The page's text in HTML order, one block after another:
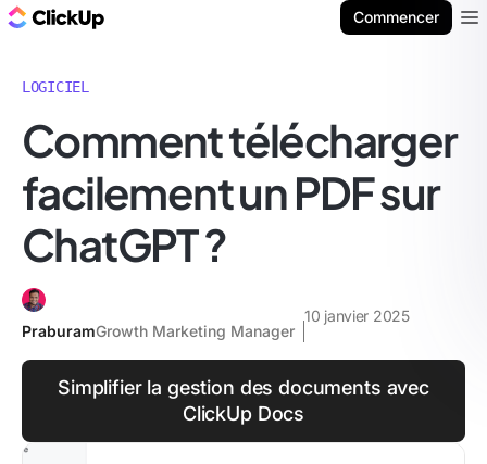
Commencer
LOGICIEL
Comment télécharger
facilement un PDF sur
ChatGPT ?
PraburamGrowth Marketing Manager
10 janvier 2025
Simplifier la gestion des documents avec
ClickUp Docs